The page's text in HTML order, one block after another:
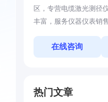
区，专营电缆激光测径
丰富，服务仪器仪表销售
在线咨询
热门文章